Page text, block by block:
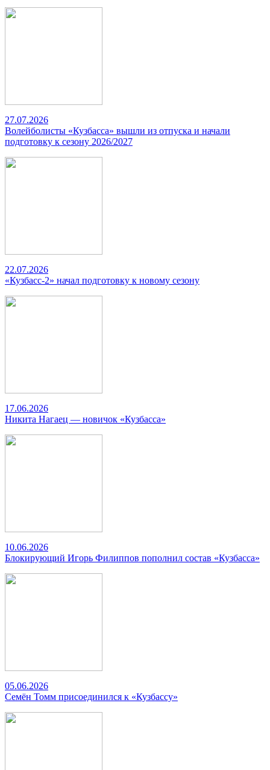
27.07.2026
Волейболисты «Кузбасса» вышли из отпуска и начали
подготовку к сезону 2026/2027
22.07.2026
«Кузбасс-2» начал подготовку к новому сезону
17.06.2026
Никита Нагаец — новичок «Кузбасса»
10.06.2026
Блокирующий Игорь Филиппов пополнил состав «Кузбасса»
05.06.2026
Семён Томм присоединился к «Кузбассу»